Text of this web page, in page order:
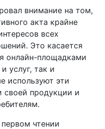
внимание на том,
акта крайне
всех
Это касается
онлайн-площадками
услуг, так и
используют эти
своей продукции и
чтении